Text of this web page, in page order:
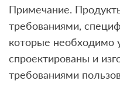
Примечание.
требованиями,
которые необходимо
спроектированы и
требованиями